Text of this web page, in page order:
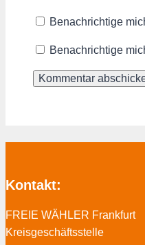
Benachrichtige
Benachrichtige
Kontakt:
FREIE WÄHLER Frankfurt
Kreisgeschäftsstelle